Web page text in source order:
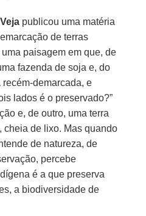
Veja publicou uma matéria
de terras
paisagem em que, de
fazenda de soja e, do
demarcada, e
lados é o preservado?”
e, de outro, uma terra
cheia de lixo. Mas quando
de natureza, de
percebe
é a que preserva
a biodiversidade de